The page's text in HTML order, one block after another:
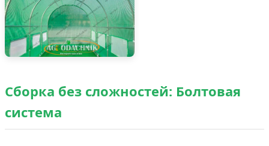
Сборка без сложностей: Болтовая
система